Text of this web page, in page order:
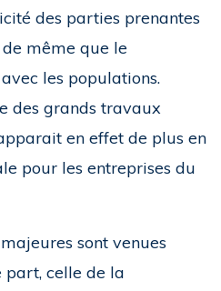
des parties prenantes
même que le
les populations.
des grands travaux
en effet de plus en
pour les entreprises du
sont venues
part, celle de la